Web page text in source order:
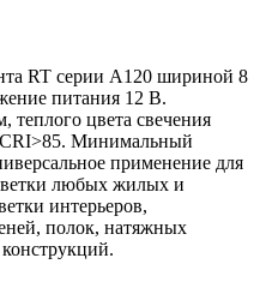
RT серии A120 шириной 8
питания 12 В.
цвета свечения
CRI>85. Минимальный
применение для
любых жилых и
интерьеров,
полок, натяжных